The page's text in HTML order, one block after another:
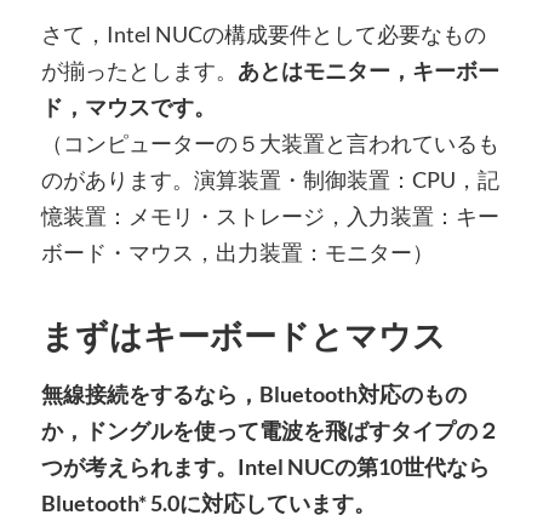
さて，Intel NUCの構成要件として必要なもの
が揃ったとします。 あとはモニター，キーボー
ド，マウスです。
（コンピューターの５大装置と言われているも
のがあります。演算装置・制御装置：CPU，記
憶装置：メモリ・ストレージ，入力装置：キー
ボード・マウス，出力装置：モニター）
まずはキーボードとマウス
無線接続をするなら，Bluetooth対応のもの
か，ドングルを使って電波を飛ばすタイプの２
つが考えられます。Intel NUCの第10世代なら
Bluetooth* 5.0に対応しています。